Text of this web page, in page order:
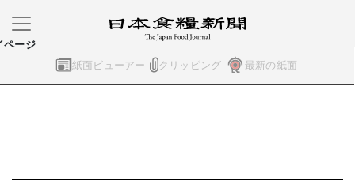
紙面ビューアー クリッピング 最新の紙面
ページ